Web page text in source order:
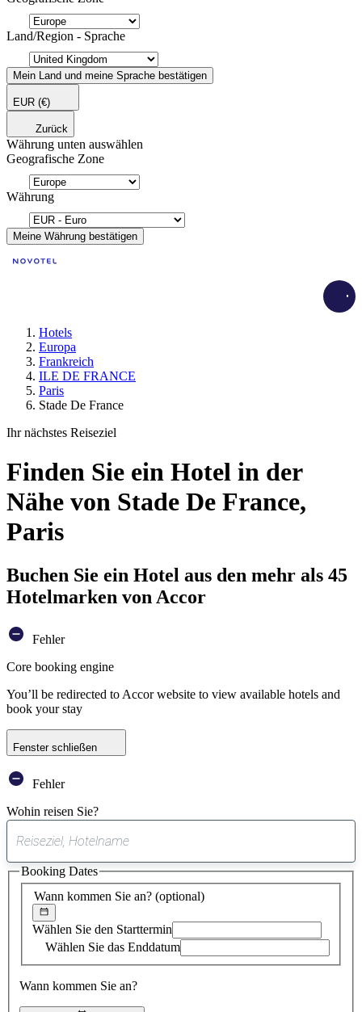
Land/Region - Sprache
Mein Land und meine Sprache bestätigen
EUR (€)
Zurück
Währung unten auswählen
Geografische Zone
Währung
Meine Währung bestätigen
Hotels
Europa
Frankreich
ILE DE FRANCE
Paris
Stade De France
Ihr nächstes Reiseziel
Finden Sie ein Hotel in der
Nähe von Stade De France,
Paris
Buchen Sie ein Hotel aus den mehr als 45
Hotelmarken von Accor
Fehler
Core booking engine
You’ll be redirected to Accor website to view available hotels and
book your stay
Fenster schließen
Fehler
Wohin reisen Sie?
gefundener
Vorschlag
Wann kommen Sie an? (optional)
Wählen Sie den Starttermin
Wählen Sie das Enddatum
Wann kommen Sie an?
Booking Dates